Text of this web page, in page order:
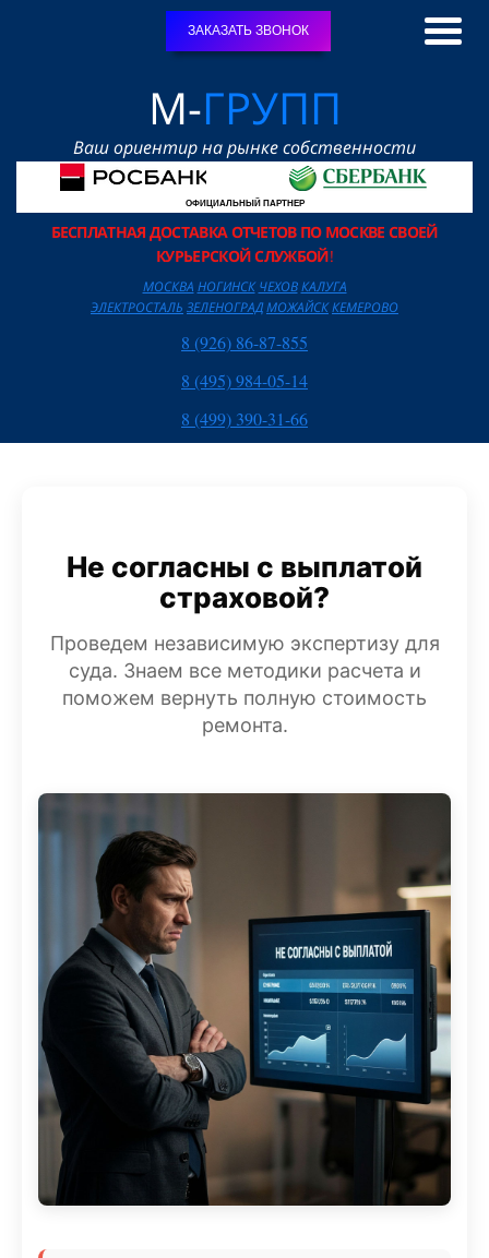
ЗАКАЗАТЬ ЗВОНОК
М-ГРУПП
Ваш ориентир на рынке собственности
ОФИЦИАЛЬНЫЙ ПАРТНЕР
БЕСПЛАТНАЯ ДОСТАВКА ОТЧЕТОВ ПО МОСКВЕ СВОЕЙ
КУРЬЕРСКОЙ СЛУЖБОЙ!
МОСКВА НОГИНСК ЧЕХОВ КАЛУГА
ЭЛЕКТРОСТАЛЬ ЗЕЛЕНОГРАДМОЖАЙСККЕМЕРОВО
8 (926) 86-87-855
8 (495) 984-05-14
8 (499) 390-31-66
Не согласны с выплатой
страховой?
Проведем независимую экспертизу для
суда. Знаем все методики расчета и
поможем вернуть полную стоимость
ремонта.